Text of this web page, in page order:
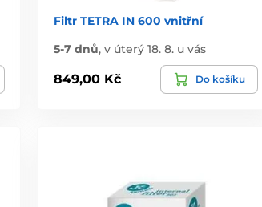
Filtr TETRA IN 600 vnitřní
5-7 dnů, v úterý 18. 8. u vás
849,00 Kč Do košíku